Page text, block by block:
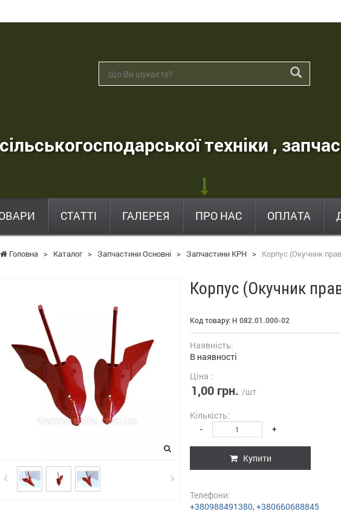
техніки ,
СТАТТІ ГАЛЕРЕЯ ПРО НАС ОПЛАТА
Головна > Каталог > Запчастини Основні > Запчастини КРН > Корпус (Окучник
Корпус (Окучник
Код товару: Н 082.01.000-02
Наявність:
В наявності
Ціна :
1,00 грн. /шт
Кількість:
- +
Купити
Телефони:
+380988491380,+380660688845